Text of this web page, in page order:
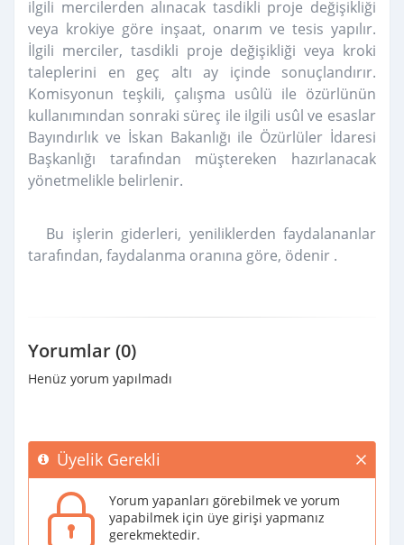
ilgili mercilerden alınacak tasdikli proje değişikliği
veya krokiye göre inşaat, onarım ve tesis yapılır.
İlgili merciler, tasdikli proje değişikliği veya kroki
taleplerini en geç altı ay içinde sonuçlandırır.
Komisyonun teşkili, çalışma usûlü ile özürlünün
kullanımından sonraki süreç ile ilgili usûl ve esaslar
Bayındırlık ve İskan Bakanlığı ile Özürlüler İdaresi
Başkanlığı tarafından müştereken hazırlanacak
yönetmelikle belirlenir.
Bu işlerin giderleri, yeniliklerden faydalananlar
tarafından, faydalanma oranına göre, ödenir .
Yorumlar (0)
Henüz yorum yapılmadı
Üyelik Gerekli
Yorum yapanları görebilmek ve yorum
yapabilmek için üye girişi yapmanız
gerekmektedir.